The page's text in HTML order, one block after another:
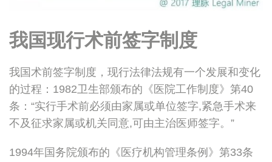
我国现行术前签字制度
我国术前签字制度，现行法律法规有一个发展和变化
的过程：1982卫生部颁布的《医院工作制度》第40
条：“实行手术前必须由家属或单位签字,紧急手术来
不及征求家属或机关同意,可由主治医师签字。”
1994年国务院颁布的《医疗机构管理条例》第33条